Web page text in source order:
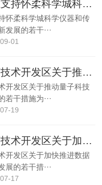
关于精准支持怀柔科学城科学仪器和传感器产业创新发展的若干措施
怀柔科学城科学仪器和传
发展的若干···
01
北京经济技术开发区关于推动量子科技和产业发展的若干措施
开发区关于推动量子科技
若干措施为···
19
北京经济技术开发区关于加快推进数据产业高质量发展的若干措施
开发区关于加快推进数据
展的若干措···
17